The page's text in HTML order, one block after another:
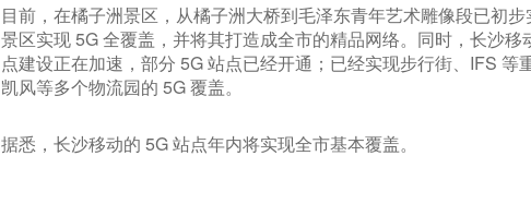
目前，在橘子洲景区，从橘子洲大桥到毛泽东青年艺术雕像段已初
景区实现 5G 全覆盖，并将其打造成全市的精品网络。同时，长沙
点建设正在加速，部分 5G 站点已经开通；已经实现步行街、IFS 等
凯风等多个物流园的 5G 覆盖。
据悉，长沙移动的 5G 站点年内将实现全市基本覆盖。